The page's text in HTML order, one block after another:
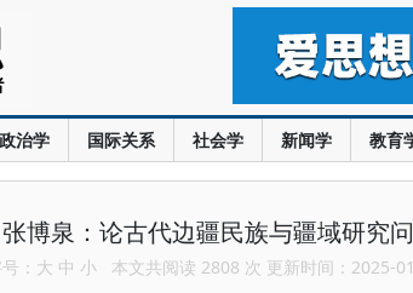
政治学 国际关系 社会学 新闻学 教育
张博泉：论古代边疆民族与疆域研究
： 大 中 小 本文共阅读 2808 次 更新时间：2025-